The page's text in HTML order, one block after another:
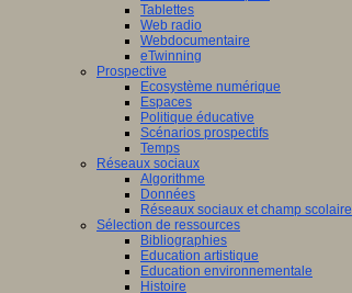
Tablettes
Web radio
Webdocumentaire
eTwinning
Prospective
Ecosystème numérique
Espaces
Politique éducative
Scénarios prospectifs
Temps
Réseaux sociaux
Algorithme
Données
Réseaux sociaux et champ scolaire
Sélection de ressources
Bibliographies
Education artistique
Education environnementale
Histoire